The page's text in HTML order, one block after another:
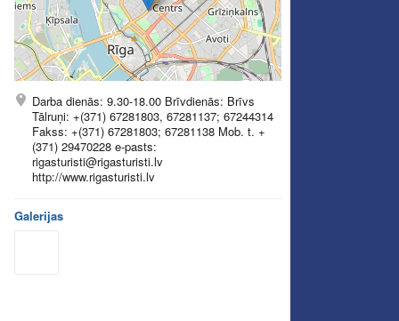
Darba dienās: 9.30-18.00 Brīvdienās: Brīvs
Tālruņi: +(371) 67281803, 67281137; 67244314
Fakss: +(371) 67281803; 67281138 Mob. t. +
(371) 29470228 e-pasts:
rigasturisti@rigasturisti.lv
http://www.rigasturisti.lv
Galerijas